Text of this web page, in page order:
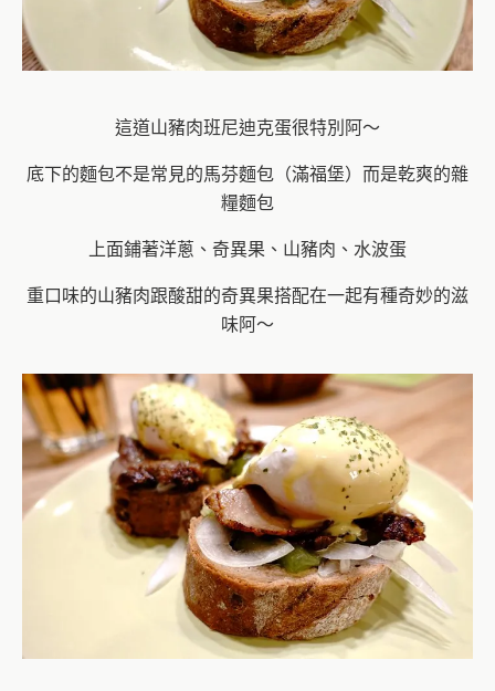
這道山豬肉班尼迪克蛋很特別阿～
底下的麵包不是常見的馬芬麵包（滿福堡）而是乾爽的雜
糧麵包
上面鋪著洋蔥、奇異果、山豬肉、水波蛋
重口味的山豬肉跟酸甜的奇異果搭配在一起有種奇妙的滋
味阿～